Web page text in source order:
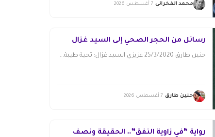
محمد الفخراني 7 أغسطس 2026
رسائل من الحجر الصحي إلى السيد غزال
حنين طارق 25/3/2020 عزيزي السيد غزال: تحية طيبة...
حنين طارق 7 أغسطس 2026
رواية “في زاوية النفق”.. الحقيقة ونصف